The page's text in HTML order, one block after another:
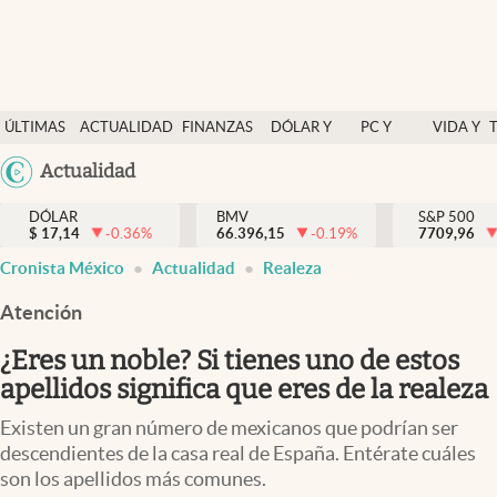
ÚLTIMAS
NOTICIAS
ACTUALIDAD
FINANZAS
DÓLAR Y
PC Y
VIDA Y
México
Actualidad
Actualidad
Finanzas y economía
Dólar y mercados
Pc y celular
Vida y estilo
DÓLAR
$ 17,14 -0.36%
BMV
66.396,15
-0.19%
S&P 500
7709,96
Cronista México Actualidad Realeza
Atención
¿Eres un noble? Si tienes uno de estos
apellidos significa que eres de la realeza
Existen un gran número de mexicanos que podrían ser
descendientes de la casa real de España. Entérate cuáles
son los apellidos más comunes.